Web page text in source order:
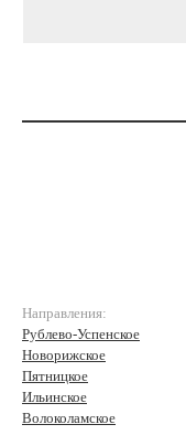
Направления:
Рублево-Успенское
Новорижское
Пятницкое
Ильинское
Волоколамское